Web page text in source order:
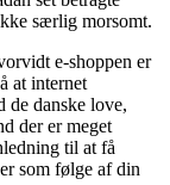
særlig morsomt.
e-shoppen er
at internet
de danske love,
der er meget
til at få
som følge af din